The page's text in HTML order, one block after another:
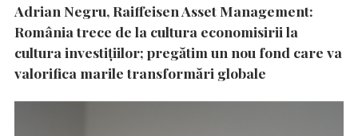
Adrian Negru, Raiffeisen Asset Management:
România trece de la cultura economisirii la
cultura investițiilor; pregătim un nou fond care va
valorifica marile transformări globale